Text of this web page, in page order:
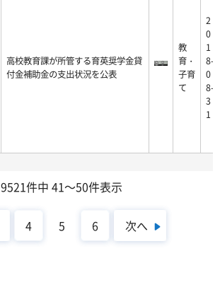
高校教育課が所管する育英奨学金貸
付金補助金の支出状況を公表
教
育・
子育
て
2
0
1
8-
0
8-
3
1
9521件中 41～50件表示
4 5 6 次へ